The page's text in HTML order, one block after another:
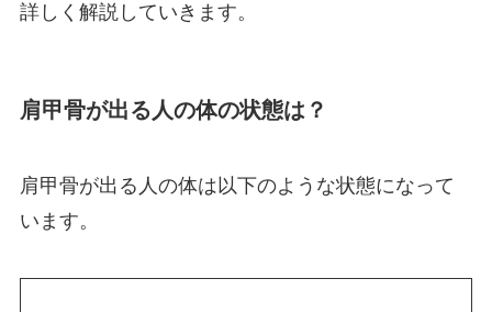
詳しく解説していきます。
肩甲骨が出る人の体の状態は？
肩甲骨が出る人の体は以下のような状態になって
います。